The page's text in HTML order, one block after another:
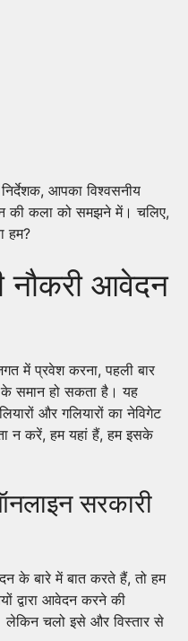
आपका विश्वसनीय
की कला को समझने में। चलिए,
हम?
नौकरी आवेदन
में प्रवेश करना, पहली बार
समान हो सकता है। यह
और गलियारों का नेविगेट
न करें, हम यहां हैं, हम इसके
सरकारी
के बारे में बात करते हैं, तो हम
द्वारा आवेदन करने की
लेकिन चलो इसे और विस्तार से